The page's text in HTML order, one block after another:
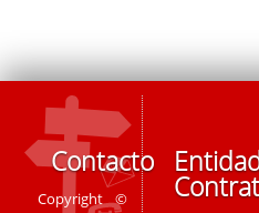
Contacto
Copyright ©
Entidades